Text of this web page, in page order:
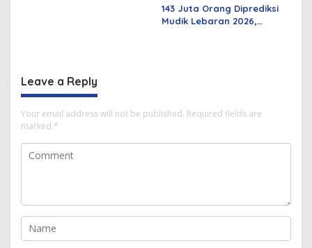
143 Juta Orang Diprediksi
Mudik Lebaran 2026,
Leave a Reply
Your email address will not be published. Required fields are
marked *